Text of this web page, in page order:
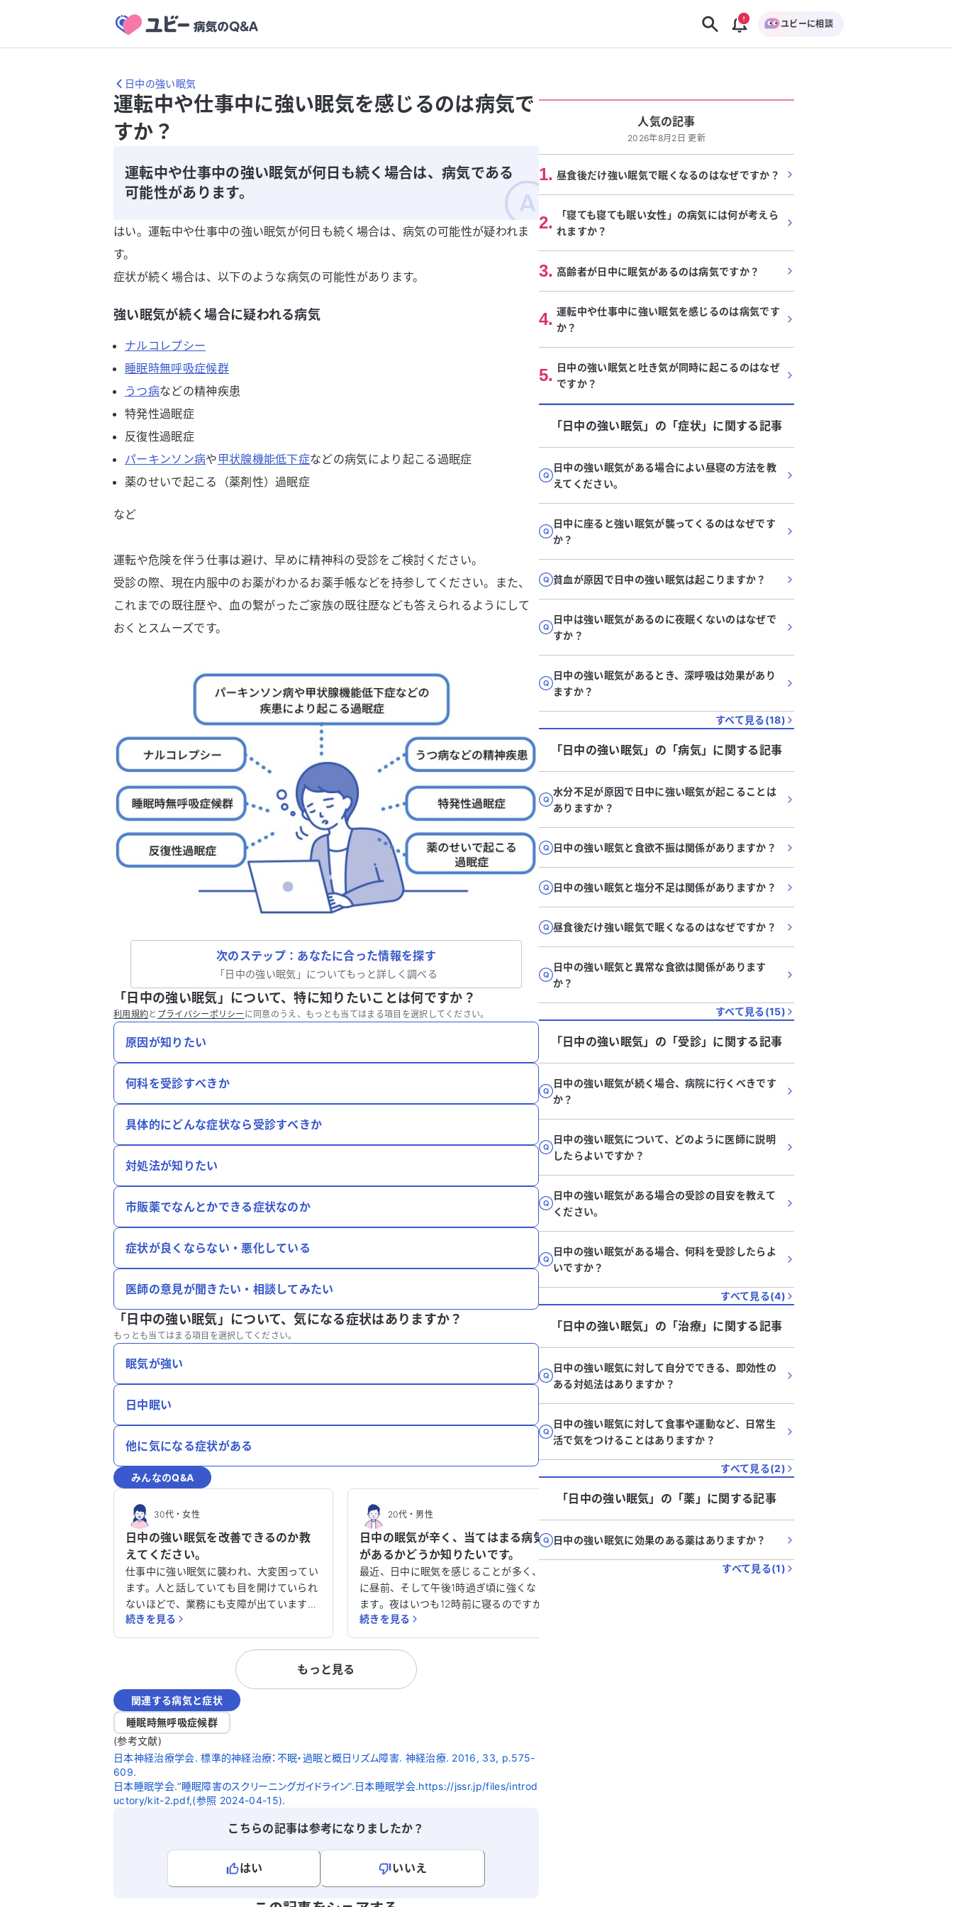
ユビーに相談
日中の強い眠気
運転中や仕事中に強い眠気を感じるのは病気で
すか？
運転中や仕事中の強い眠気が何日も続く場合は、病気である
可能性があります。
はい。運転中や仕事中の強い眠気が何日も続く場合は、病気の可能性が疑われま
す。
症状が続く場合は、以下のような病気の可能性があります。
強い眠気が続く場合に疑われる病気
ナルコレプシー
睡眠時無呼吸症候群
うつ病などの精神疾患
特発性過眠症
反復性過眠症
パーキンソン病や 甲状腺機能低下症などの病気により起こる過眠症
薬のせいで起こる（薬剤性）過眠症
など
運転や危険を伴う仕事は避け、早めに精神科の受診をご検討ください。
受診の際、現在内服中のお薬がわかるお薬手帳などを持参してください。また、
これまでの既往歴や、血の繋がったご家族の既往歴なども答えられるようにして
おくとスムーズです。
次のステップ：あなたに合った情報を探す
「日中の強い眠気 」についてもっと詳しく調べる
「日中の強い眠気」について、特に知りたいことは何ですか？
利用規約と プライバシーポリシー に同意のうえ、もっとも当てはまる項目を選択してください。
原因が知りたい
何科を受診すべきか
具体的にどんな症状なら受診すべきか
対処法が知りたい
市販薬でなんとかできる症状なのか
症状が良くならない・悪化している
医師の意見が聞きたい・相談してみたい
「日中の強い眠気」について、気になる症状はありますか？
もっとも当てはまる項目を選択してください。
眠気が強い
日中眠い
他に気になる症状がある
みんなのQ&A
30代・女性
日中の強い眠気を改善できるのか教
えてください。
仕事中に強い眠気に襲われ、大変困ってい
ます。人と話していても目を開けていられ
ないほどで、業務にも支障が出ています。
仕事が忙しく、睡眠時間が十分に取れない
ことは承知していますが、それにしても異
常な眠気だと感じています。睡眠クリニッ
クを受診し、カフェイン剤を処方してもら
いましたが、効果は感じられません。 休
みの日でも眠気が解消されることはなく、
何とかこの状況を改善したいと切実に願っ
ています。 ちなみに、平日は平均6～7時
間ほどの睡眠時間ですが、仕事の拘束時間
は休憩もほとんどなく半日程度に及びま
す。 どうすればこの強い眠気を改善できる
のか、アドバイスをいただけると大変助か
続きを見る
20代・男性
日中の眠気が辛く、当てはまる病気
があるかどうか知りたいです。
最近、日中に眠気を感じることが多く、特
に昼前、そして午後1時過ぎ頃に強くなり
ます。夜はいつも12時前に寝るのですが、
朝5時頃に目が覚めてしまいます。そのた
め、目が覚めたら起きるようにしています
が、仕事中に眠気が襲ってきて困っていま
す。 現在、治療中の病気は特にありません
が、この状況を改善する方法や、何か当て
続きを見る
もっと見る
関連する病気と症状
睡眠時無呼吸症候群
(参考文献)
日本神経治療学会. 標準的神経治療：不眠・過眠と概日リズム障害. 神経治療. 2016, 33, p.575-
609.
日本睡眠学会.“睡眠障害のスクリーニングガイドライン”.日本睡眠学会.https://jssr.jp/files/introd
uctory/kit-2.pdf,(参照 2024-04-15).
こちらの記事は参考になりましたか？
はい
いいえ
人気の記事
2026年8月2日 更新
1. 昼食後だけ強い眠気で眠くなるのはなぜですか？
2.
「寝ても寝ても眠い女性」の病気には何が考えら
れますか？
3. 高齢者が日中に眠気があるのは病気ですか？
4. 運転中や仕事中に強い眠気を感じるのは病気です
か？
5. 日中の強い眠気と吐き気が同時に起こるのはなぜ
ですか？
「日中の強い眠気」 の「症状」に関する記事
日中の強い眠気がある場合によい昼寝の方法を教
えてください。
日中に座ると強い眠気が襲ってくるのはなぜです
か？
貧血が原因で日中の強い眠気は起こりますか？
日中は強い眠気があるのに夜眠くないのはなぜで
すか？
日中の強い眠気があるとき、深呼吸は効果があり
ますか？
すべて見る(18)
「日中の強い眠気」 の「病気」に関する記事
水分不足が原因で日中に強い眠気が起こることは
ありますか？
日中の強い眠気と食欲不振は関係がありますか？
日中の強い眠気と塩分不足は関係がありますか？
昼食後だけ強い眠気で眠くなるのはなぜですか？
日中の強い眠気と異常な食欲は関係があります
か？
すべて見る(15)
「日中の強い眠気」 の「受診」に関する記事
日中の強い眠気が続く場合、病院に行くべきです
か？
日中の強い眠気について、どのように医師に説明
したらよいですか？
日中の強い眠気がある場合の受診の目安を教えて
ください。
日中の強い眠気がある場合、何科を受診したらよ
いですか？
すべて見る(4)
「日中の強い眠気」 の「治療」に関する記事
日中の強い眠気に対して自分でできる、即効性の
ある対処法はありますか？
日中の強い眠気に対して食事や運動など、日常生
活で気をつけることはありますか？
すべて見る(2)
「日中の強い眠気」 の「薬 」に関する記事
日中の強い眠気に効果のある薬はありますか？
すべて見る(1)